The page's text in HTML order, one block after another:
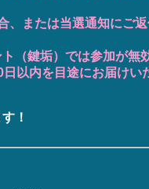
、または当選通知にご
（鍵垢）では参加が
以内を目途にお届けい
！